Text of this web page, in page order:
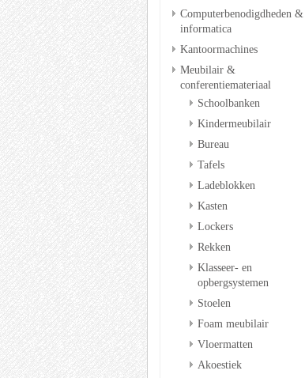
Computerbenodigdheden &
informatica
Kantoormachines
Meubilair &
conferentiemateriaal
Schoolbanken
Kindermeubilair
Bureau
Tafels
Ladeblokken
Kasten
Lockers
Rekken
Klasseer- en
opbergsystemen
Stoelen
Foam meubilair
Vloermatten
Akoestiek